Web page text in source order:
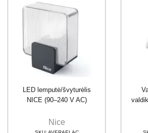
LED lemputė/švyturėlis
NICE (90–240 V AC)
Nice